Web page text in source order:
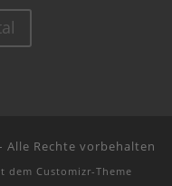
Alle Rechte vorbehalten
dem Customizr-Theme